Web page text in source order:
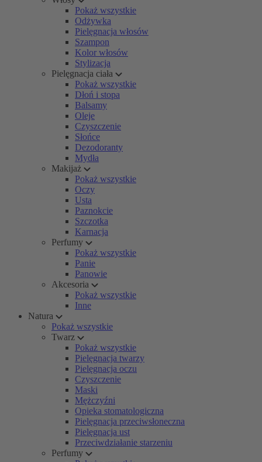
Pokaż wszystkie
Odżywka
Pielęgnacja włosów
Szampon
Kolor włosów
Stylizacja
Pielęgnacja ciała
Pokaż wszystkie
Dłoń i stopa
Balsamy
Oleje
Czyszczenie
Słońce
Dezodoranty
Mydła
Makijaż
Pokaż wszystkie
Oczy
Usta
Paznokcie
Szczotka
Karnacja
Perfumy
Pokaż wszystkie
Panie
Panowie
Akcesoria
Pokaż wszystkie
Inne
Natura
Pokaż wszystkie
Twarz
Pokaż wszystkie
Pielęgnacja twarzy
Pielęgnacja oczu
Czyszczenie
Maski
Mężczyźni
Opieka stomatologiczna
Pielęgnacja przeciwsłoneczna
Pielęgnacja ust
Przeciwdziałanie starzeniu
Perfumy